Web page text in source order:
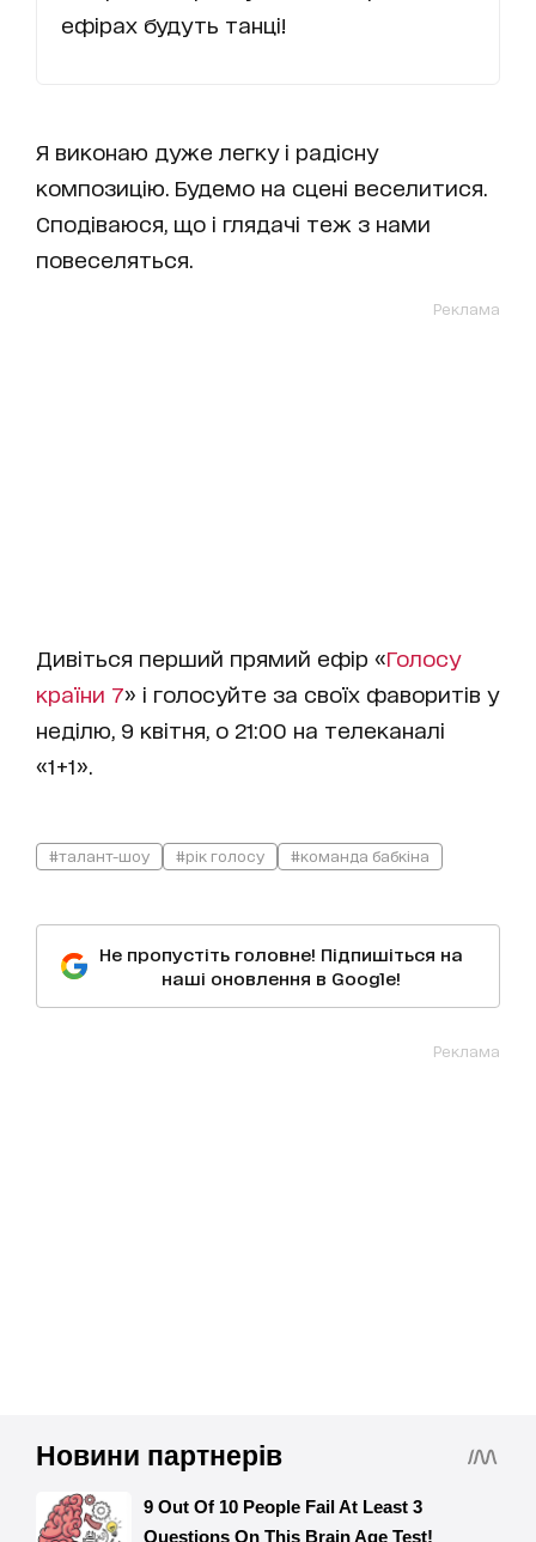
ефірах будуть танці!
Я виконаю дуже легку і радісну
композицію. Будемо на сцені веселитися.
Сподіваюся, що і глядачі теж з нами
повеселяться.
Реклама
Дивіться перший прямий ефір «Голосу
країни 7» і голосуйте за своїх фаворитів у
неділю, 9 квітня, о 21:00 на телеканалі
«1+1».
#талант-шоу #рік голосу #команда бабкіна
Не пропустіть головне! Підпишіться на
наші оновлення в Google!
Реклама